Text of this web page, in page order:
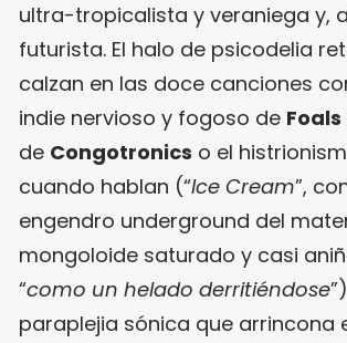
ultra-tropicalista y veraniega y,
futurista. El halo de psicodelia
calzan en las doce canciones
indie nervioso y fogoso de Foals
de Congotronics o el
cuando hablan (“Ice Cream”,
engendro underground del
mongoloide saturado y casi
“como un helado derritiéndose
paraplejia sónica que